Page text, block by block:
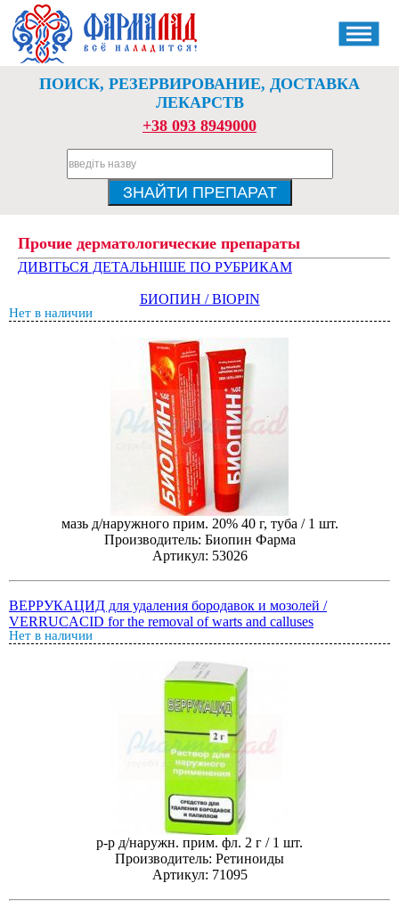
ПОИСК, РЕЗЕРВИРОВАНИЕ, ДОСТАВКА
ЛЕКАРСТВ
+38 093 8949000
Прочие дерматологические препараты
ДИВІТЬСЯ ДЕТАЛЬНІШЕ ПО РУБРИКАМ
БИОПИН / BIOPIN
Нет в наличии
мазь д/наружного прим. 20% 40 г, туба / 1 шт.
Производитель: Биопин Фарма
Артикул: 53026
ВЕРРУКАЦИД для удаления бородавок и мозолей /
VERRUCACID for the removal of warts and calluses
Нет в наличии
р-р д/наружн. прим. фл. 2 г / 1 шт.
Производитель: Ретиноиды
Артикул: 71095